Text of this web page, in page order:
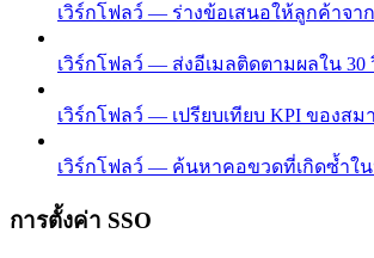
เวิร์กโฟลว์ — ร่างข้อเสนอให้ลูกค้าจา
เวิร์กโฟลว์ — ส่งอีเมลติดตามผลใน 30
เวิร์กโฟลว์ — เปรียบเทียบ KPI ของส
เวิร์กโฟลว์ — ค้นหาคอขวดที่เกิดซ้ำใ
การตั้งค่า SSO